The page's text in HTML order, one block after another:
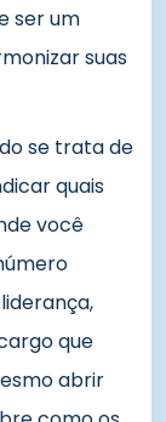
ser um
suas
se trata de
quais
você
que
abrir